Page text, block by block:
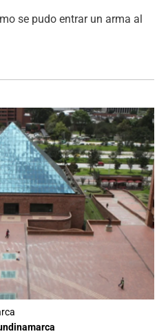
se pudo entrar un arma al